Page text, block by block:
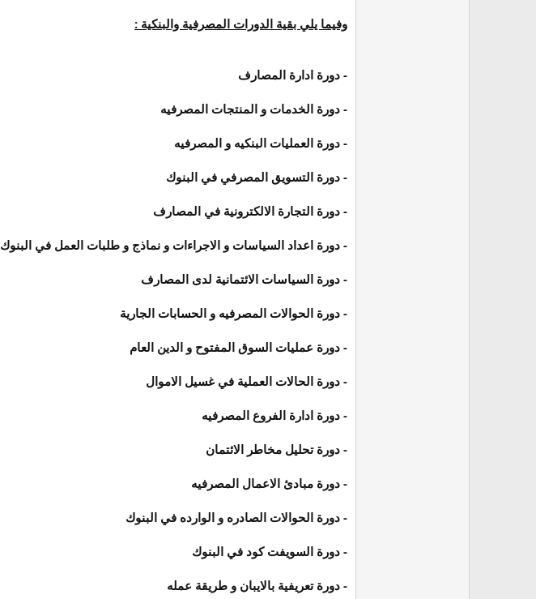
وفيما يلي بقية الدورات المصرفية والبنكية :
- دورة ادارة المصارف
- دورة الخدمات و المنتجات المصرفيه
- دورة العمليات البنكيه و المصرفيه
- دورة التسويق المصرفي في البنوك
- دورة التجارة الالكترونية في المصارف
- دورة اعداد السياسات و الاجراءات و نماذج و طلبات العمل في البنوك
- دورة السياسات الائتمانية لدى المصارف
- دورة الحوالات المصرفيه و الحسابات الجارية
- دورة عمليات السوق المفتوح و الدين العام
- دورة الحالات العملية في غسيل الاموال
- دورة ادارة الفروع المصرفيه
- دورة تحليل مخاطر الائتمان
- دورة مبادئ الاعمال المصرفيه
- دورة الحوالات الصادره و الوارده في البنوك
- دورة السويفت كود في البنوك
- دورة تعريفية بالايبان و طريقة عمله